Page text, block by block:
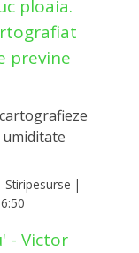
ploaia.
previne
Stiripesurse |
- Victor